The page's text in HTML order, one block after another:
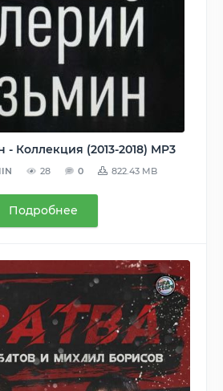
Коллекция (2013-2018) MP3
28 0 822.43 MB
Подробнее